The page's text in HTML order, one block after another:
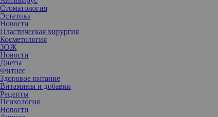
Стоматология
Эстетика
Новости
Пластическая хирургия
Косметология
ЗОЖ
Новости
Диеты
Фитнес
Здоровое питание
Витамины и добавки
Рецепты
Психология
Новости